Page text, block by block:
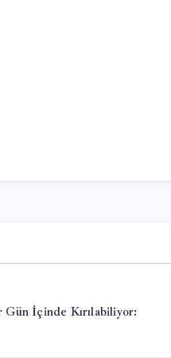
Gün İçinde Kırılabiliyor: